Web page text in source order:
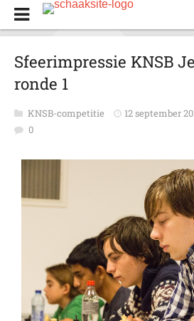
Sfeerimpressie KNSB
ronde 1
KNSB-competitie 12 september
0